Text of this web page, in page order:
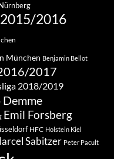
2016
München Benjamin Bellot
2017
2018/2019
Demme
Emil Forsberg
HFC Holstein Kiel
Sabitzer Peter Pacult